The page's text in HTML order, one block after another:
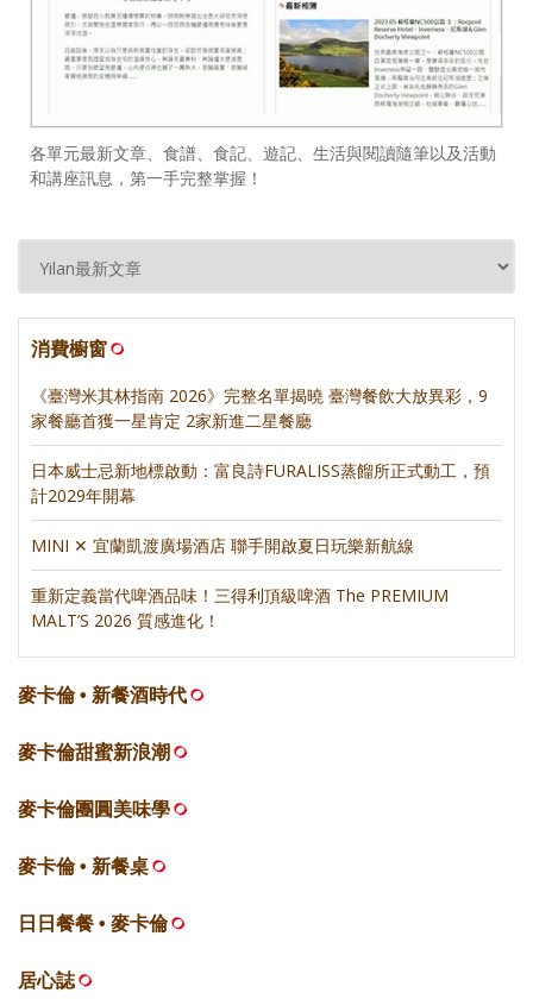
各單元最新文章、食譜、食記、遊記、生活與閱讀隨筆以及活動
和講座訊息，第一手完整掌握！
消費櫥窗
《臺灣米其林指南 2026》完整名單揭曉 臺灣餐飲大放異彩，9
家餐廳首獲一星肯定 2家新進二星餐廳
日本威士忌新地標啟動：富良詩FURALISS蒸餾所正式動工，預
計2029年開幕
MINI ✕ 宜蘭凱渡廣場酒店 聯手開啟夏日玩樂新航線
重新定義當代啤酒品味！三得利頂級啤酒 The PREMIUM
MALT’S 2026 質感進化！
麥卡倫 • 新餐酒時代
麥卡倫甜蜜新浪潮
麥卡倫團圓美味學
麥卡倫 • 新餐桌
日日餐餐 • 麥卡倫
居心誌